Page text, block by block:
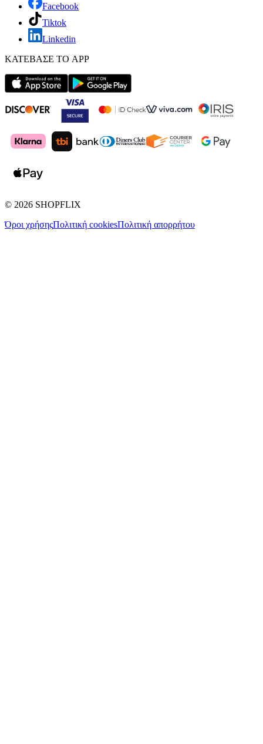
Facebook
Tiktok
Linkedin
ΚΑΤΕΒΑΣΕ ΤΟ APP
© 2026 SHOPFLIX
Όροι χρήσηςΠολιτική cookiesΠολιτική απορρήτου